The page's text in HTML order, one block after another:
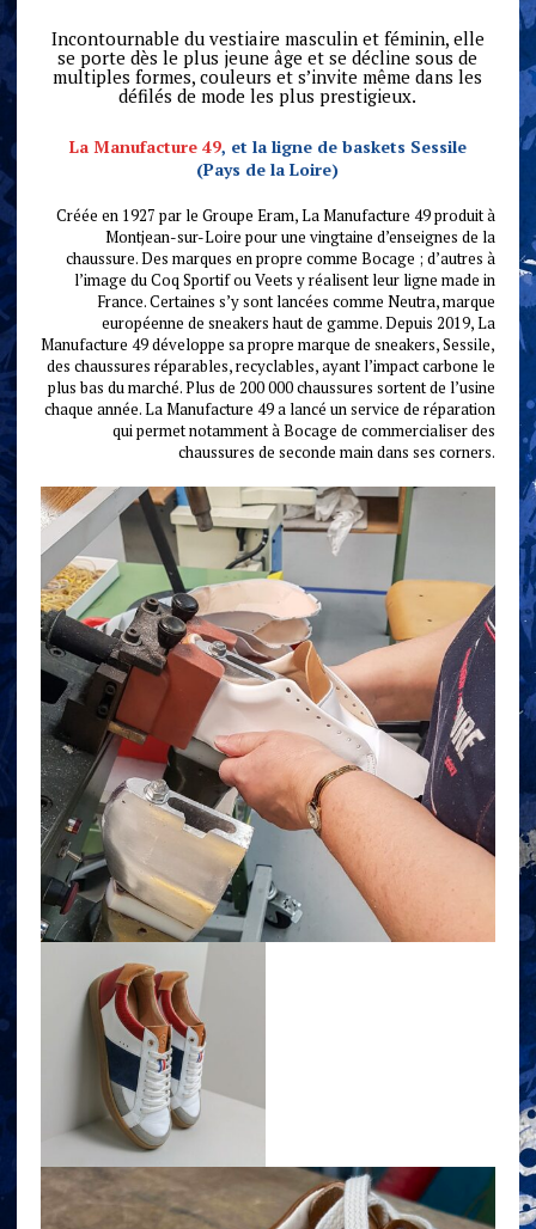
Incontournable du vestiaire masculin et féminin, elle
se porte dès le plus jeune âge et se décline sous de
multiples formes, couleurs et s’invite même dans les
défilés de mode les plus prestigieux.
La Manufacture 49, et la ligne de baskets Sessile
(Pays de la Loire)
Créée en 1927 par le Groupe Eram, La Manufacture 49 produit à
Montjean-sur-Loire pour une vingtaine d’enseignes de la
chaussure. Des marques en propre comme Bocage ; d’autres à
l’image du Coq Sportif ou Veets y réalisent leur ligne made in
France. Certaines s’y sont lancées comme Neutra, marque
européenne de sneakers haut de gamme. Depuis 2019, La
Manufacture 49 développe sa propre marque de sneakers, Sessile,
des chaussures réparables, recyclables, ayant l’impact carbone le
plus bas du marché. Plus de 200 000 chaussures sortent de l’usine
chaque année. La Manufacture 49 a lancé un service de réparation
qui permet notamment à Bocage de commercialiser des
chaussures de seconde main dans ses corners.